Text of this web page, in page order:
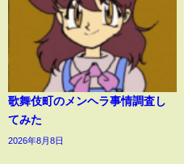
歌舞伎町のメンヘラ事情調査し
てみた
2026年8月8日